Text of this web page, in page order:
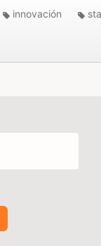
innovación